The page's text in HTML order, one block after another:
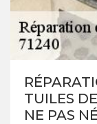
TUILES
NE PAS